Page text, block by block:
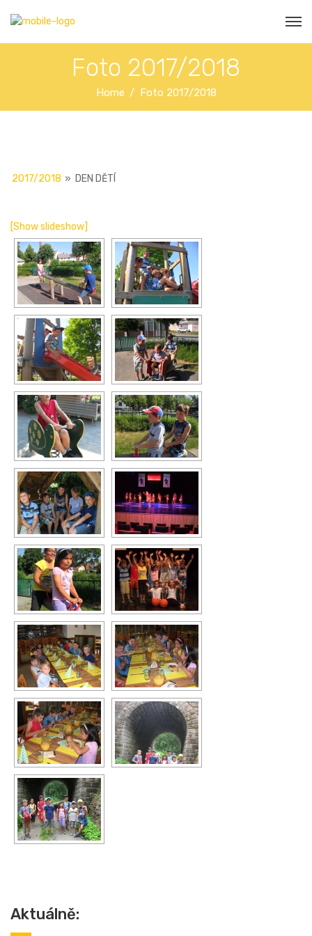
Foto 2017/2018
Home Foto 2017/2018
2017/2018 » DEN DĚTÍ
[Show slideshow]
Aktuálně: